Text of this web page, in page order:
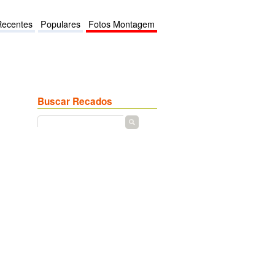
Populares Fotos Montagem
Buscar Recados